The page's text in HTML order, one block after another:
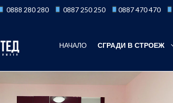
0888 280 280 0887 250 250 0887 470 470
НАЧАЛО СГРАДИ В СТРОЕЖ